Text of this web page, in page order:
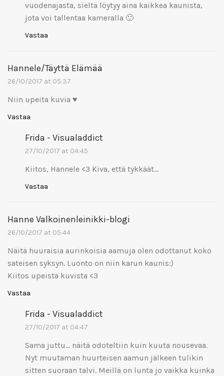
vuodenajasta, sieltä löytyy aina kaikkea kaunista,
jota voi tallentaa kameralla 🙂
Vastaa
Hannele/Täyttä Elämää
26/10/2017 at 05:37
Niin upeita kuvia ♥
Vastaa
Frida - Visualaddict
27/10/2017 at 04:45
Kiitos, Hannele <3 Kiva, että tykkäät…
Vastaa
Hanne Valkoinenleinikki-blogi
26/10/2017 at 05:44
Näitä huuraisia aurinkoisia aamuja olen odottanut koko
sateisen syksyn. Luonto on niin karun kaunis:)
Kiitos upeista kuvista <3
Vastaa
Frida - Visualaddict
27/10/2017 at 04:47
Sama juttu… näitä odoteltiin kuin kuuta nousevaa.
Nyt muutaman huurteisen aamun jälkeen tulikin
sitten suoraan talvi. Meillä on lunta jo vaikka kuinka